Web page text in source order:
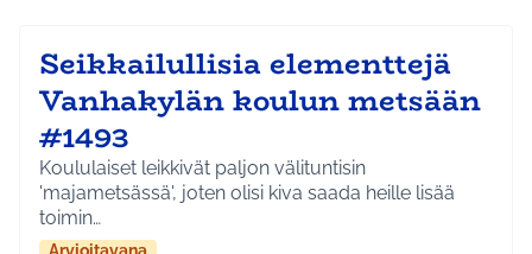
Seikkailullisia elementtejä
Vanhakylän koulun metsään
#1493
Koululaiset leikkivät paljon välituntisin
'majametsässä', joten olisi kiva saada heille lisää
toimin…